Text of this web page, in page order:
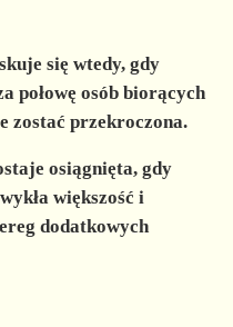
się wtedy, gdy
połowę osób biorących
zostać przekroczona.
osiągnięta, gdy
większość i
dodatkowych